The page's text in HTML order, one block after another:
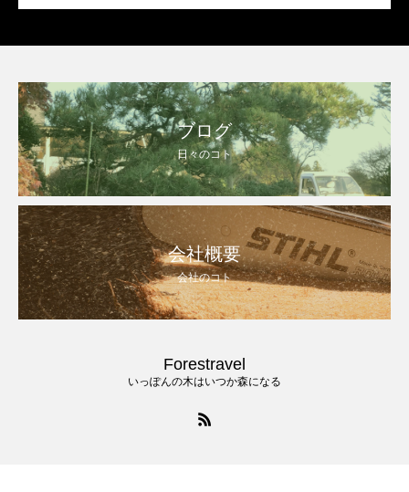
ブログ
日々のコト
会社概要
会社のコト
Forestravel
いっぽんの木はいつか森になる